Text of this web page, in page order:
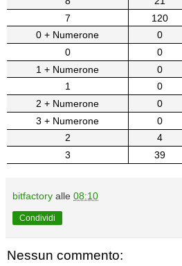
7
120
0 + Numerone
0
0
0
1 + Numerone
0
1
0
2 + Numerone
0
3 + Numerone
0
2
4
3
39
bitfactory alle 08:10
Condividi
Nessun commento: